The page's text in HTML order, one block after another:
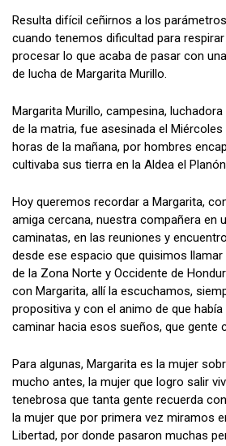
Resulta difícil ceñirnos a los
cuando tenemos dificultad para
procesar lo que acaba de pasar con
de lucha de Margarita Murillo.
Margarita Murillo, campesina,
de la matria, fue asesinada el
horas de la mañana, por hombres
cultivaba sus tierra en la Aldea el
Hoy queremos recordar a Margarita,
amiga cercana, nuestra compañera en
caminatas, en las reuniones y
desde ese espacio que quisimos
de la Zona Norte y Occidente de
con Margarita, allí la escuchamos,
propositiva y con el animo de que
caminar hacia esos sueños, que gente
Para algunas, Margarita es la mujer
mucho antes, la mujer que logro salir
tenebrosa que tanta gente recuerda
la mujer que por primera vez miramos
Libertad, por donde pasaron muchas